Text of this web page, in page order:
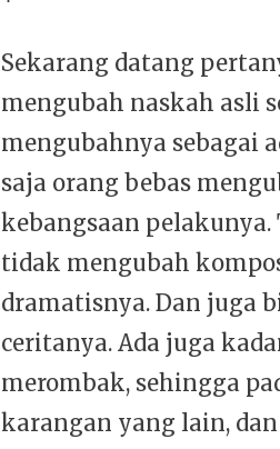
Sekarang datang
mengubah naskah asli
mengubahnya sebagai
saja orang bebas
kebangsaan
tidak mengubah
dramatisnya. Dan juga
ceritanya. Ada juga
merombak, sehingga
karangan yang lain,